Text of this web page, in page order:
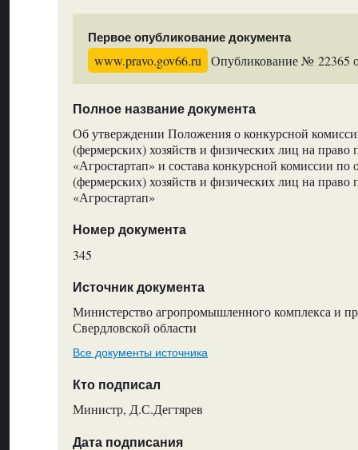
Первое опубликование документа
www.pravo.gov66.ru Опубликование № 22365
Полное название документа
Об утверждении Положения о конкурсной
(фермерских) хозяйств и физических лиц на право
«Агростартап» и состава конкурсной комиссии по
(фермерских) хозяйств и физических лиц на право
«Агростартап»
Номер документа
345
Источник документа
Министерство агропромышленного комплекса и
Свердловской области
Все документы источника
Кто подписал
Министр, Д.С.Дегтярев
Дата подписания